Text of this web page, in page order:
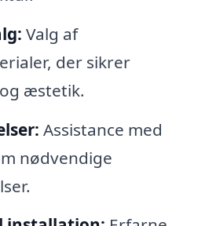
Valg af
der sikrer
æstetik.
Assistance med
nødvendige